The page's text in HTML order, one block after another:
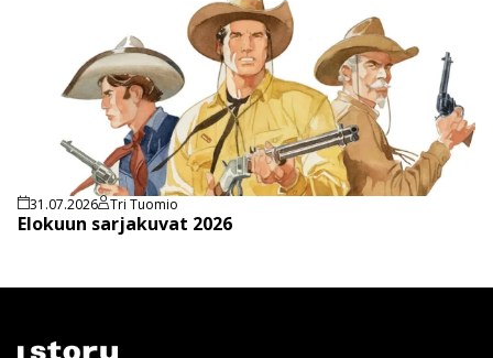
31.07.2026 Tri Tuomio
Elokuun sarjakuvat 2026